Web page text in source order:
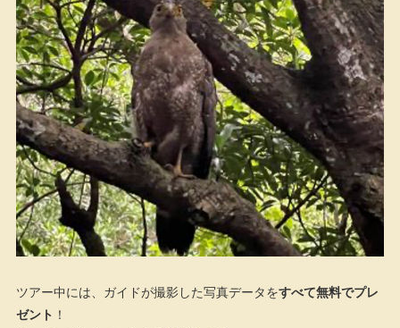
ツアー中には、ガイドが撮影した写真データをすべて無料でプレ
ゼント ！